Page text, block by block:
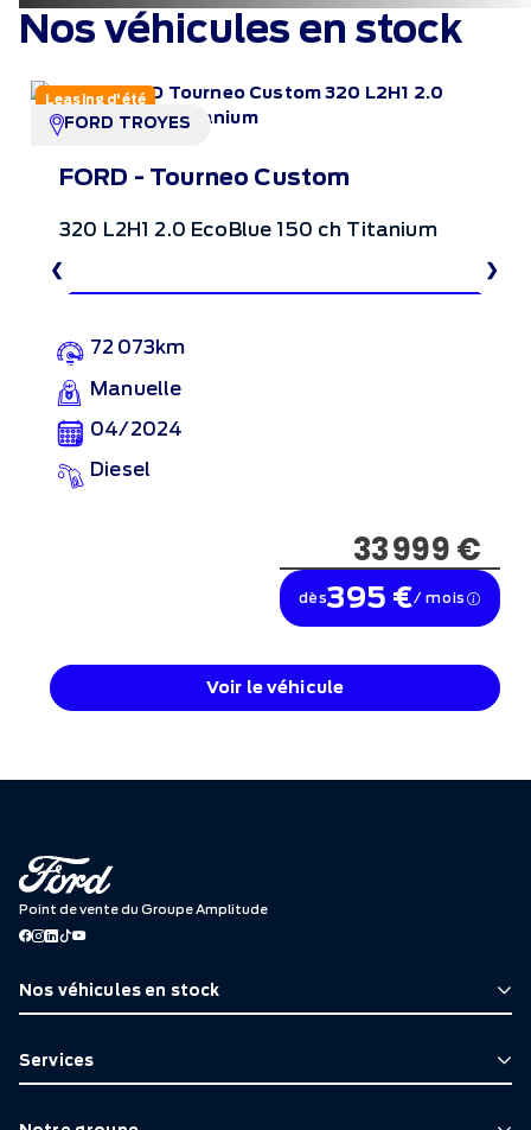
Nos véhicules en stock
❮
Leasing d'été
FORD TROYES
FORD - Tourneo Custom
320 L2H1 2.0 EcoBlue 150 ch Titanium
72 073km
Manuelle
04/2024
Diesel
33 999 €
dès395 €/ mois
Voir le véhicule
❯
Point de vente du Groupe Amplitude
Nos véhicules en stock
Services